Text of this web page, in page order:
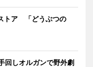
トア 「どうぶつの
しオルガンで野外劇